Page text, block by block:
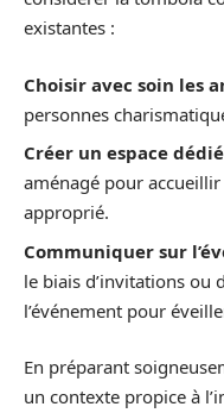
existantes :
Choisir avec soin les
personnes
Créer un espace
aménagé pour
approprié.
Communiquer sur
le biais d’invitations ou
l’événement pour
En préparant
un contexte propice à